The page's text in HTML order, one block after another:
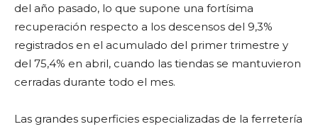
del año pasado, lo que supone una fortísima
recuperación respecto a los descensos del 9,3%
registrados en el acumulado del primer trimestre y
del 75,4% en abril, cuando las tiendas se mantuvieron
cerradas durante todo el mes.
Las grandes superficies especializadas de la ferretería